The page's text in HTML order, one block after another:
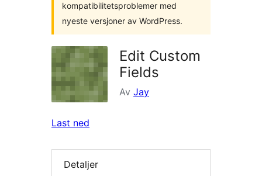
kompatibilitetsproblemer med
nyeste versjoner av WordPress.
Edit Custom
Fields
Av Jay
Last ned
Detaljer